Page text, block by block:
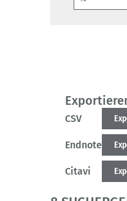
CSV
Endnote
Citavi